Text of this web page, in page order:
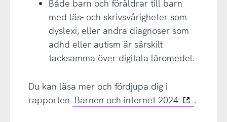
Både barn och föräldrar till barn
med läs- och skrivsvårigheter som
dyslexi, eller andra diagnoser som
adhd eller autism är särskilt
tacksamma över digitala läromedel.
Du kan läsa mer och fördjupa dig i
rapporten Barnen och internet 2024 .